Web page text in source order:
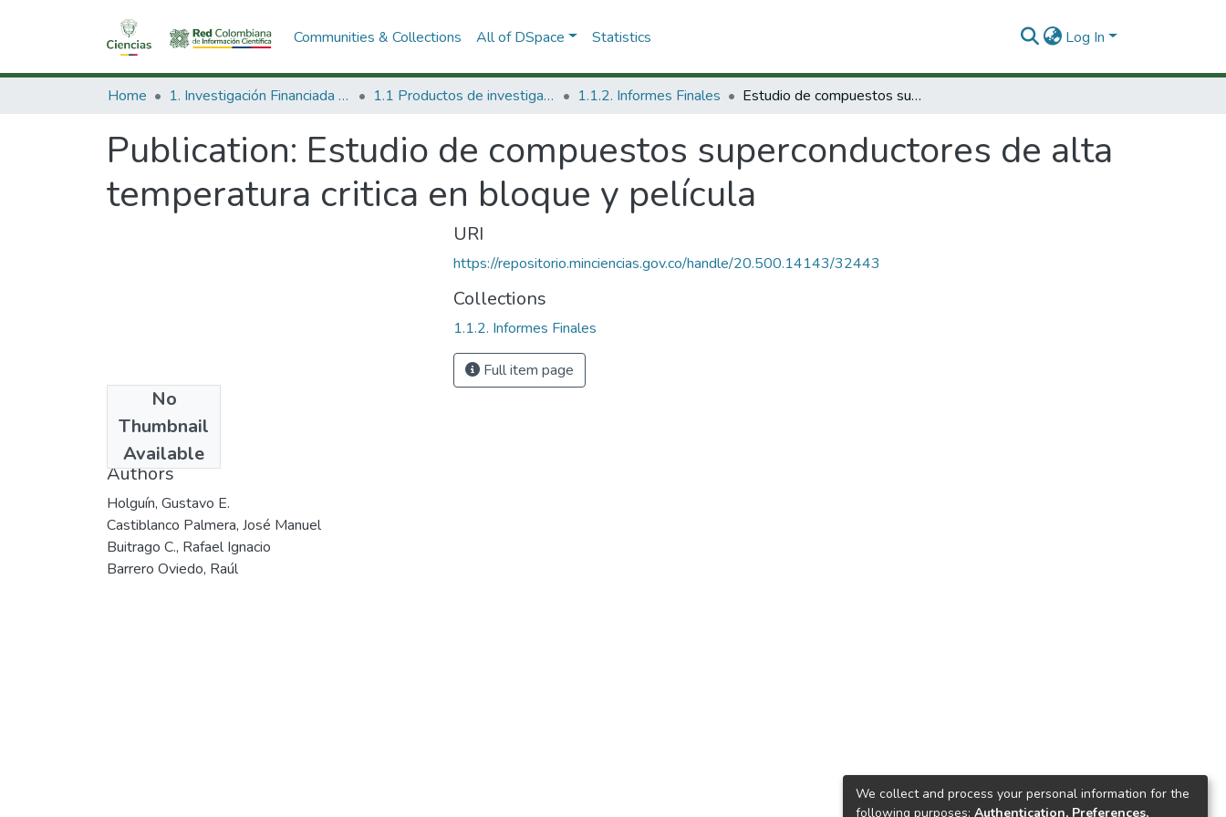
Communities & Collections All of DSpace Statistics Log In
Home 1. Investigación Financiada con Recursos Públicos 1.1 Productos de investigación 1.1.2. Informes Finales Estudio de compuestos superconductores de alta temperatura critica en bloque y película
Publication: Estudio de compuestos superconductores de alta
temperatura critica en bloque y película
No
Thumbnail
Available
2001
Authors
Holguín, Gustavo E.
Castiblanco Palmera, José Manuel
Buitrago C., Rafael Ignacio
Barrero Oviedo, Raúl
URI
https://repositorio.minciencias.gov.co/handle/20.500.14143/32443
Collections
1.1.2. Informes Finales
Full item page
We collect and process your personal information for the
following purposes: Authentication, Preferences,